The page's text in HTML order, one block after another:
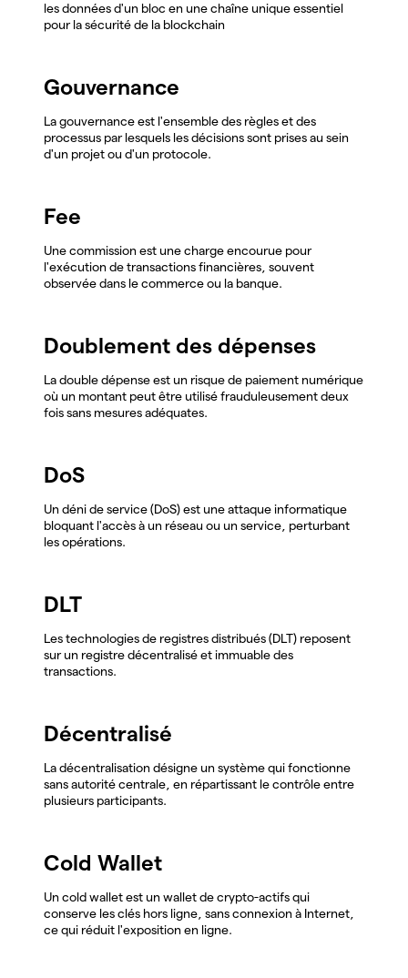
les données d'un bloc en une chaîne unique essentiel
pour la sécurité de la blockchain
Gouvernance
La gouvernance est l'ensemble des règles et des
processus par lesquels les décisions sont prises au sein
d'un projet ou d'un protocole.
Fee
Une commission est une charge encourue pour
l'exécution de transactions financières, souvent
observée dans le commerce ou la banque.
Doublement des dépenses
La double dépense est un risque de paiement numérique
où un montant peut être utilisé frauduleusement deux
fois sans mesures adéquates.
DoS
Un déni de service (DoS) est une attaque informatique
bloquant l'accès à un réseau ou un service, perturbant
les opérations.
DLT
Les technologies de registres distribués (DLT) reposent
sur un registre décentralisé et immuable des
transactions.
Décentralisé
La décentralisation désigne un système qui fonctionne
sans autorité centrale, en répartissant le contrôle entre
plusieurs participants.
Cold Wallet
Un cold wallet est un wallet de crypto-actifs qui
conserve les clés hors ligne, sans connexion à Internet,
ce qui réduit l'exposition en ligne.